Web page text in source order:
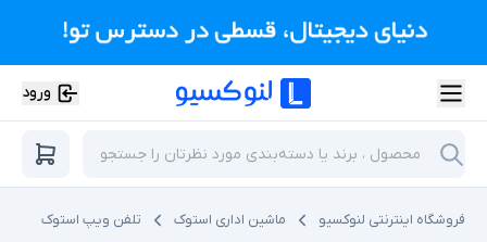
ورود
فروشگاه اینترنتی لنوکسیو ماشین اداری استوک تلفن ویپ استوک